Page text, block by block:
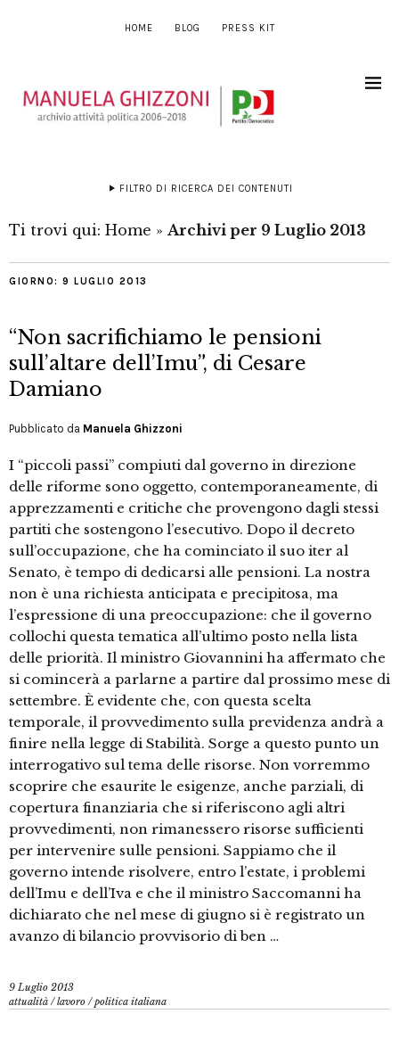
HOME BLOG PRESS KIT
FILTRO DI RICERCA DEI CONTENUTI
Ti trovi qui: Home » Archivi per 9 Luglio 2013
GIORNO: 9 LUGLIO 2013
“Non sacrifichiamo le pensioni
sull’altare dell’Imu”, di Cesare
Damiano
Pubblicato da Manuela Ghizzoni
I “piccoli passi” compiuti dal governo in direzione
delle riforme sono oggetto, contemporaneamente, di
apprezzamenti e critiche che provengono dagli stessi
partiti che sostengono l’esecutivo. Dopo il decreto
sull’occupazione, che ha cominciato il suo iter al
Senato, è tempo di dedicarsi alle pensioni. La nostra
non è una richiesta anticipata e precipitosa, ma
l’espressione di una preoccupazione: che il governo
collochi questa tematica all’ultimo posto nella lista
delle priorità. Il ministro Giovannini ha affermato che
si comincerà a parlarne a partire dal prossimo mese di
settembre. È evidente che, con questa scelta
temporale, il provvedimento sulla previdenza andrà a
finire nella legge di Stabilità. Sorge a questo punto un
interrogativo sul tema delle risorse. Non vorremmo
scoprire che esaurite le esigenze, anche parziali, di
copertura finanziaria che si riferiscono agli altri
provvedimenti, non rimanessero risorse sufficienti
per intervenire sulle pensioni. Sappiamo che il
governo intende risolvere, entro l’estate, i problemi
dell’Imu e dell’Iva e che il ministro Saccomanni ha
dichiarato che nel mese di giugno si è registrato un
avanzo di bilancio provvisorio di ben …
9 Luglio 2013
attualità /lavoro /politica italiana